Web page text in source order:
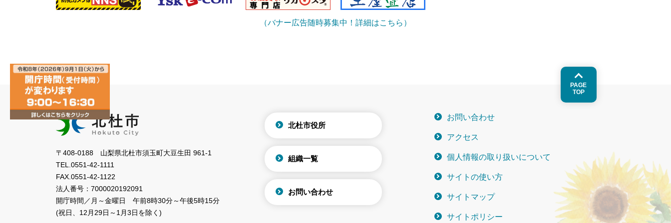
（バナー広告随時募集中！詳細はこちら）
PAGE
TOP
〒408-0188 山梨県北杜市須玉町大豆生田 961-1
TEL. 0551-42-1111
FAX. 0551-42-1122
法人番号： 7000020192091
開庁時間／月～金曜日
午前8時30分～午後5時15分
(祝日、12月29日～1月3日を除く)
北杜市役所
組織一覧
お問い合わせ
お問い合わせ
アクセス
個人情報の取り扱いについて
サイトの使い方
サイトマップ
サイトポリシー